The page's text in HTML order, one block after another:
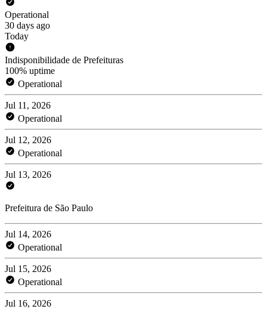
Operational
30 days ago
Today
Indisponibilidade de Prefeituras
100% uptime
Operational
Jul 11, 2026
Operational
Jul 12, 2026
Operational
Jul 13, 2026
Prefeitura de São Paulo
Jul 14, 2026
Operational
Jul 15, 2026
Operational
Jul 16, 2026